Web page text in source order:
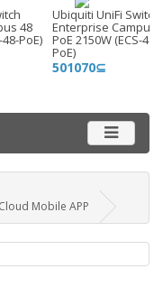
48
PoE)
Ubiquiti UniFi Switch
Enterprise Campus
PoE 2150W (ECS-
PoE)
501070⊆
Cloud Mobile APP